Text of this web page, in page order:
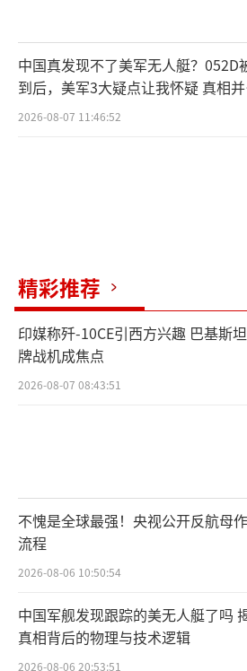
中国真发现不了美军无人艇？052D
到后，美军3大疑点让我怀疑 真相
如此
2026-08-07 11:46:52
精彩推荐
印媒称歼-10CE引西方兴趣 巴基斯
牌战机成焦点
2026-08-07 08:43:51
不愧是全球最强！央视公开反航母
流程
2026-08-06 10:50:54
中国军舰发现跟踪的美无人艇了吗
真相背后的物理与技术逻辑
2026-08-06 20:53:51